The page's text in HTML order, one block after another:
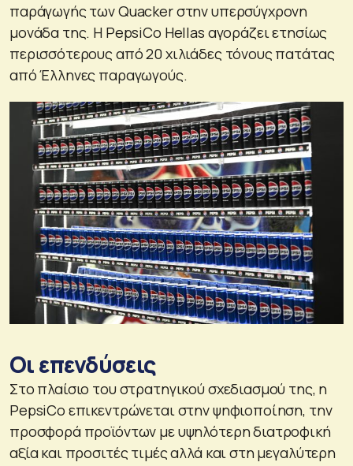
παράγωγής των Quacker στην υπερσύγχρονη
μονάδα της. Η PepsiCo Hellas αγοράζει ετησίως
περισσότερους από 20 χιλιάδες τόνους πατάτας
από Έλληνες παραγωγούς.
Οι επενδύσεις
Στο πλαίσιο του στρατηγικού σχεδιασμού της, η
PepsiCo επικεντρώνεται στην ψηφιοποίηση, την
προσφορά προϊόντων με υψηλότερη διατροφική
αξία και προσιτές τιμές αλλά και στη μεγαλύτερη